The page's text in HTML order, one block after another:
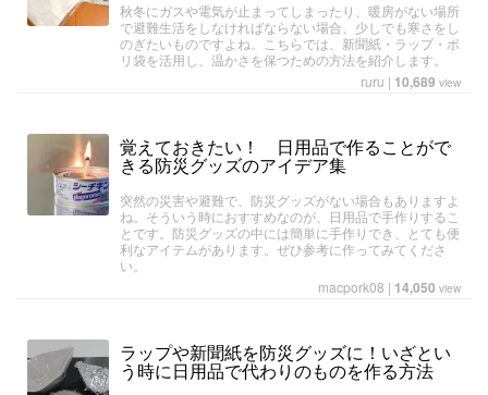
秋冬にガスや電気が止まってしまったり、暖房がない場所
で避難生活をしなければならない場合、少しでも寒さをし
のぎたいものですよね。こちらでは、新聞紙・ラップ・ポ
リ袋を活用し、温かさを保つための方法を紹介します。
ruru | 10,689 view
覚えておきたい！ 日用品で作ることがで
きる防災グッズのアイデア集
突然の災害や避難で、防災グッズがない場合もありますよ
ね。そういう時におすすめなのが、日用品で手作りするこ
とです。防災グッズの中には簡単に手作りでき、とても便
利なアイテムがあります。ぜひ参考に作ってみてくださ
い。
macpork08 | 14,050 view
ラップや新聞紙を防災グッズに！いざとい
う時に日用品で代わりのものを作る方法